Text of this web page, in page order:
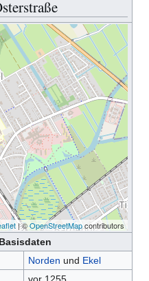
| ©OpenStreetMapcontributors
Basisdaten
Norden und Ekel
vor 1255